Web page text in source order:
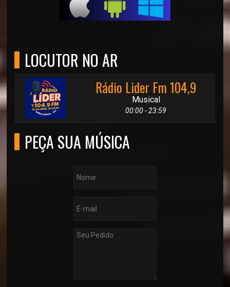
LOCUTOR NO AR
Rádio Lider Fm 104,9
Musical
00:00 - 23:59
PEÇA SUA MÚSICA